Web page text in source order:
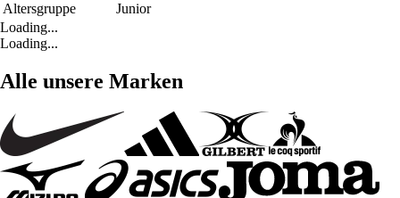
Altersgruppe
Junior
Loading...
Loading...
Alle unsere Marken